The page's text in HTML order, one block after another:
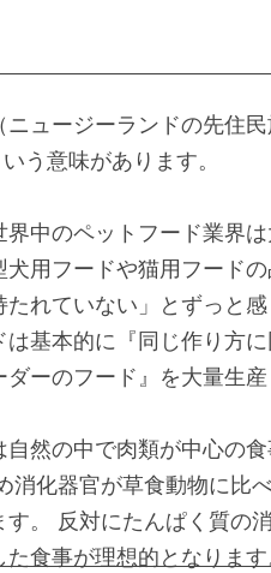
ュージーランドの先住
う意味があります。
中のペットフード業界
用フードや猫用フード
れていない」とずっと感
基本的に『同じ作り方
ーのフード』を大量生産
然の中で肉類が中心の
消化器官が草食動物に比
。 反対にたんぱく質の
食事が理想的となります